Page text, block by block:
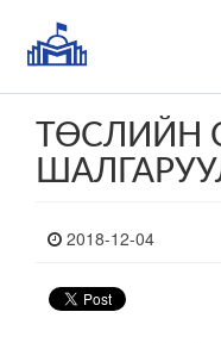
ТӨСЛИЙН
2018-12-04